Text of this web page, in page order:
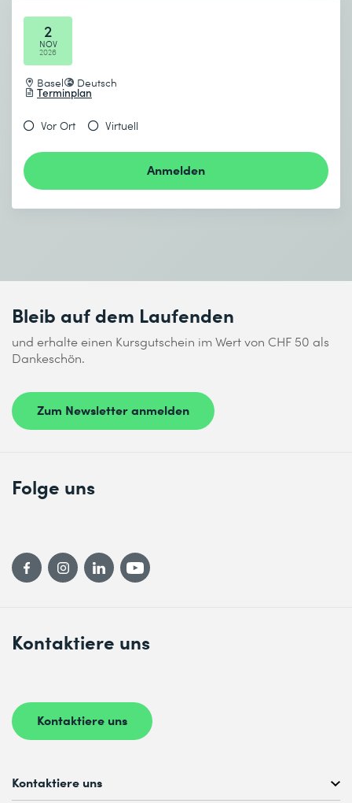
2
NOV
2026
Basel Deutsch
Terminplan
Vor Ort Virtuell
Anmelden
Bleib auf dem Laufenden
und erhalte einen Kursgutschein im Wert von CHF 50 als
Dankeschön.
Zum Newsletter anmelden
Kontaktiere uns
Kontaktiere uns
Folge uns
Kontaktiere uns